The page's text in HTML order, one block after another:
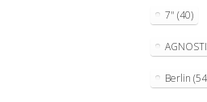
7" (40)
Berlin